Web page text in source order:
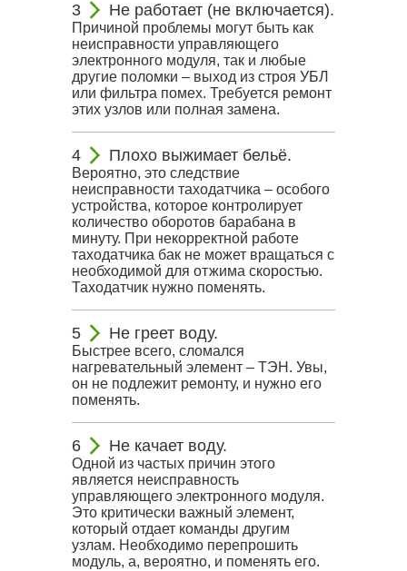
Не работает (не включается).
Причиной проблемы могут быть как
неисправности управляющего
электронного модуля, так и любые
другие поломки – выход из строя УБЛ
или фильтра помех. Требуется ремонт
этих узлов или полная замена.
Плохо выжимает бельё.
Вероятно, это следствие
неисправности таходатчика – особого
устройства, которое контролирует
количество оборотов барабана в
минуту. При некорректной работе
таходатчика бак не может вращаться с
необходимой для отжима скоростью.
Таходатчик нужно поменять.
Не греет воду.
Быстрее всего, сломался
нагревательный элемент – ТЭН. Увы,
он не подлежит ремонту, и нужно его
поменять.
Не качает воду.
Одной из частых причин этого
является неисправность
управляющего электронного модуля.
Это критически важный элемент,
который отдает команды другим
узлам. Необходимо перепрошить
модуль, а, вероятно, и поменять его.